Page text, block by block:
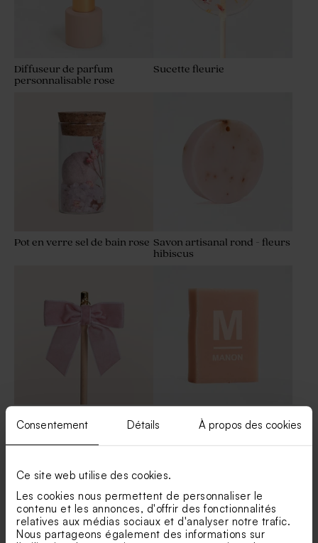
Consentement Détails À propos des cookies
Ce site web utilise des cookies.
Les cookies nous permettent de personnaliser le
contenu et les annonces, d'offrir des fonctionnalités
relatives aux médias sociaux et d'analyser notre trafic.
Nous partageons également des informations sur
Diffuseur de parfum
personnalisable rose
Sucette fleurie
Pot en verre sel de bain rose Savon artisanal rond - fleurs
hibiscus
en velours rose
Savon artisanal rose clair -
Gravure prénom - hibiscus
Produits associés